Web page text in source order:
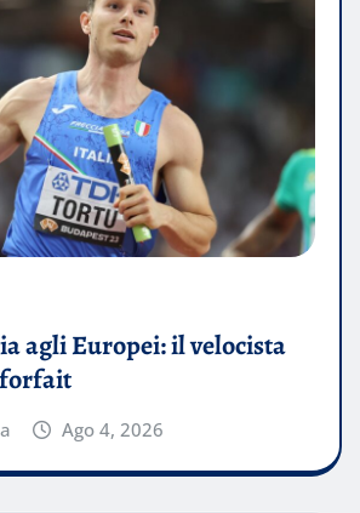
agli Europei: il velocista
Ago 4, 2026